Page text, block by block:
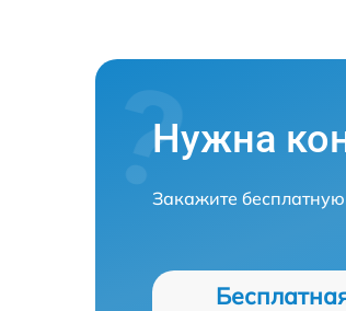
Нужна
Закажите